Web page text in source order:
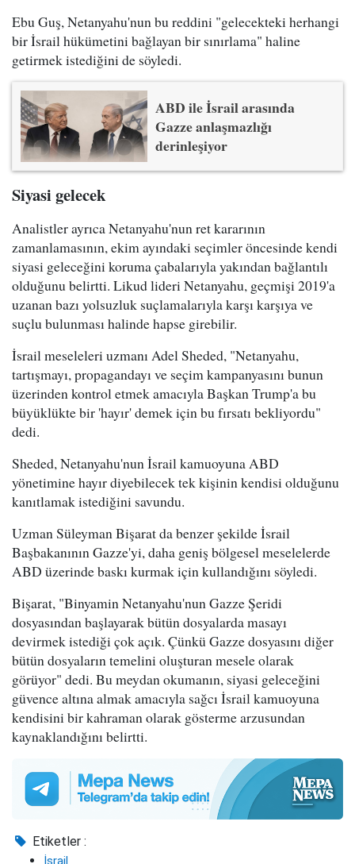
Ebu Guş, Netanyahu'nun bu reddini "gelecekteki herhangi
bir İsrail hükümetini bağlayan bir sınırlama" haline
getirmek istediğini de söyledi.
ABD ile İsrail arasında
Gazze anlaşmazlığı
derinleşiyor
Siyasi gelecek
Analistler ayrıca Netanyahu'nun ret kararının
zamanlamasının, ekim ayındaki seçimler öncesinde kendi
siyasi geleceğini koruma çabalarıyla yakından bağlantılı
olduğunu belirtti. Likud lideri Netanyahu, geçmişi 2019'a
uzanan bazı yolsuzluk suçlamalarıyla karşı karşıya ve
suçlu bulunması halinde hapse girebilir.
İsrail meseleleri uzmanı Adel Sheded, "Netanyahu,
tartışmayı, propagandayı ve seçim kampanyasını bunun
üzerinden kontrol etmek amacıyla Başkan Trump'a bu
büyüklükte bir 'hayır' demek için bu fırsatı bekliyordu"
dedi.
Sheded, Netanyahu'nun İsrail kamuoyuna ABD
yönetimine hayır diyebilecek tek kişinin kendisi olduğunu
kanıtlamak istediğini savundu.
Uzman Süleyman Bişarat da benzer şekilde İsrail
Başbakanının Gazze'yi, daha geniş bölgesel meselelerde
ABD üzerinde baskı kurmak için kullandığını söyledi.
Bişarat, "Binyamin Netanyahu'nun Gazze Şeridi
dosyasından başlayarak bütün dosyalarda masayı
devirmek istediği çok açık. Çünkü Gazze dosyasını diğer
bütün dosyaların temelini oluşturan mesele olarak
görüyor" dedi. Bu meydan okumanın, siyasi geleceğini
güvence altına almak amacıyla sağcı İsrail kamuoyuna
kendisini bir kahraman olarak gösterme arzusundan
kaynaklandığını belirtti.
Etiketler :
İsrail